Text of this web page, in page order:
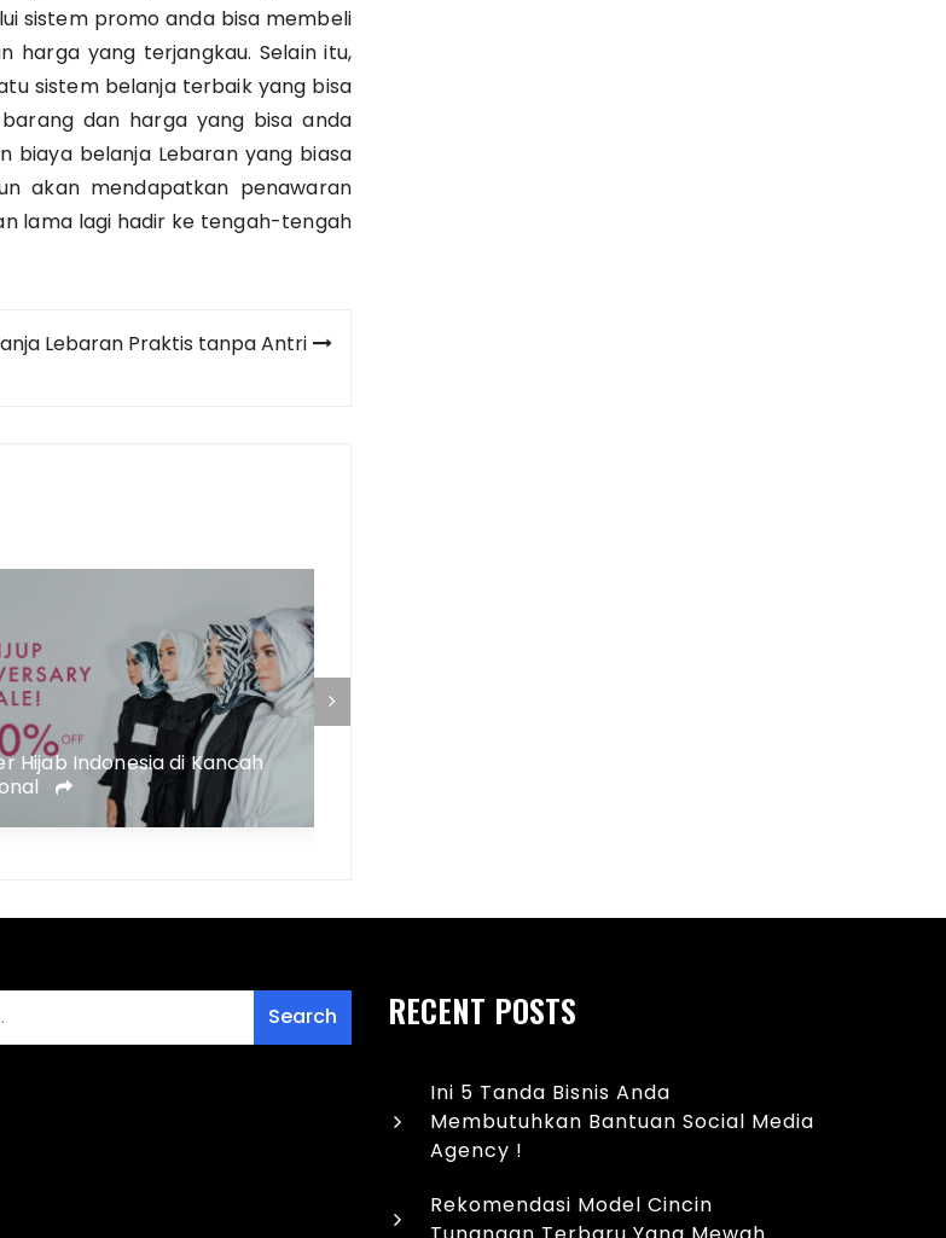
sistem promo anda bisa membeli
harga yang terjangkau. Selain itu,
sistem belanja terbaik yang bisa
dan harga yang bisa anda
biaya belanja Lebaran yang biasa
akan mendapatkan penawaran
lama lagi hadir ke tengah-tengah
Lebaran Praktis tanpa Antri
Hijab Indonesia di Kancah
Beli Paket Internet Yang Murah Dan
Mudah Di Blanja.com
RECENT POSTS
Ini 5 Tanda Bisnis Anda
Membutuhkan Bantuan Social Media
Agency !
Rekomendasi Model Cincin